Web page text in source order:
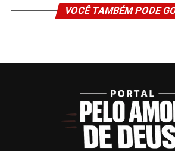
VOCÊ TAMBÉM PODE